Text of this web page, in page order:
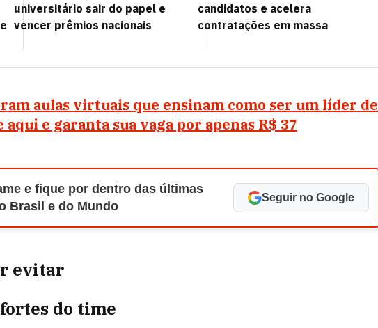
universitário sair do papel e
vencer prêmios nacionais
candidatos e acelera
contratações em massa
aulas virtuais que ensinam como ser um líder de
e garanta sua vaga por apenas R$ 37
e fique por dentro das últimas
Brasil e do Mundo
Seguir no Google
evitar
do time